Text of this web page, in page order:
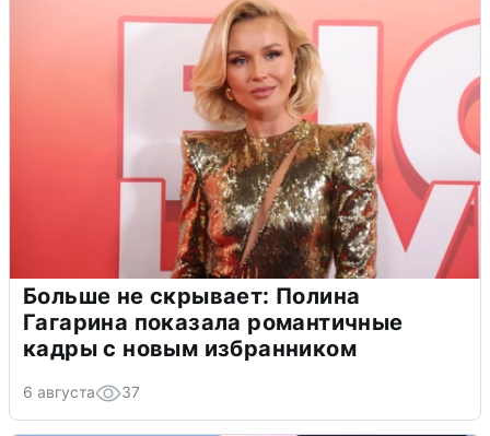
Больше не скрывает: Полина
Гагарина показала романтичные
кадры с новым избранником
6 августа 37